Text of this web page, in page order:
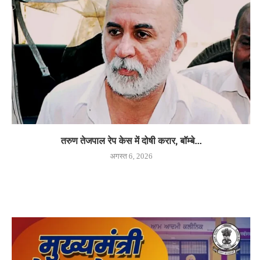
तरुण तेजपाल रेप केस में दोषी करार, बॉम्बे...
अगस्त 6, 2026